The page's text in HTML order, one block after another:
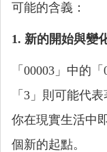
可能的含義：
1. 新的開始與變
「00003」中的
「3」則可能代
你在現實生活中
個新的起點。